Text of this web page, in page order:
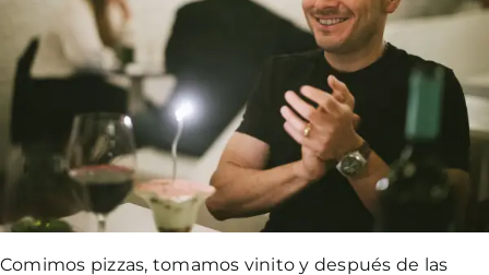
Comimos pizzas, tomamos vinito y después de las